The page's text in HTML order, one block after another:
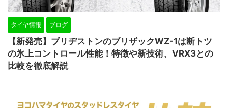
タイヤ情報 ブログ
【新発売】ブリヂストンのブリザックWZ-1は断トツ
の氷上コントロール性能！特徴や新技術、VRX3との
比較を徹底解説